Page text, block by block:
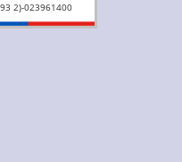
2)-023961400